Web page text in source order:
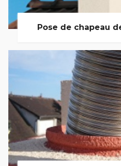
Pose de chapeau